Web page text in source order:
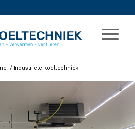
/ Industriële koeltechniek